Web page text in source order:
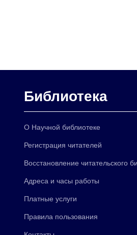
Библиотека
О Научной библиотеке
Регистрация читателей
Восстановление читательского
Адреса и часы работы
Платные услуги
Правила пользования